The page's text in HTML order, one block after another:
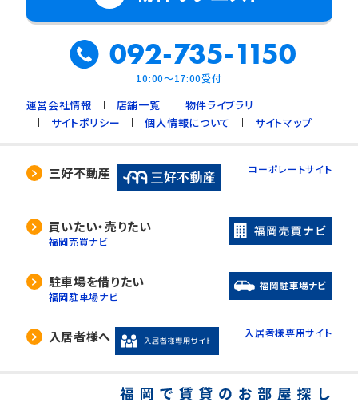
092-735-1150
10:00～17:00受付
運営会社情報 店舗一覧
物件ライブラリ
サイトポリシー
個人情報について サイトマップ
三好不動産 コーポレートサイト
買いたい・売りたい
福岡売買ナビ
駐車場を借りたい
福岡駐車場ナビ
入居者様へ 入居者様専用サイト